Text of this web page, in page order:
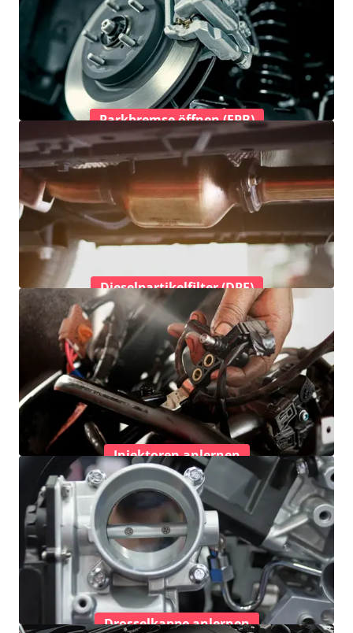
Parkbremse öffnen (EPB)
Dieselpartikelfilter (DPF)
Injektoren anlernen
Drosselkappe anlernen